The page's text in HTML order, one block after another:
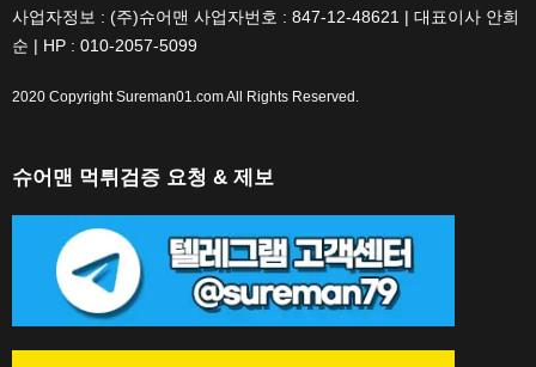
사업자정보 : (주)슈어맨 사업자번호 : 847-12-48621 | 대표이사 안희
순 | HP : 010-2057-5099
2020 CopyrightSureman01.comAll Rights Reserved.
슈어맨 먹튀검증 요청 & 제보